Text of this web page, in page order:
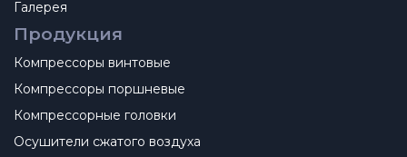
Галерея
Продукция
Компрессоры винтовые
Компрессоры поршневые
Компрессорные головки
Осушители сжатого воздуха